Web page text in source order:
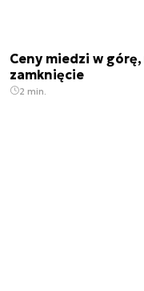
Ceny miedzi w
zamknięcie
2 min.